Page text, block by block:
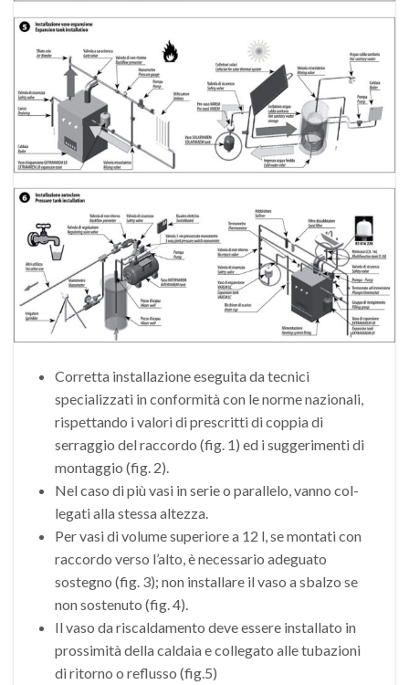
Corretta installazione eseguita da tecnici
specializzati in conformità con le norme nazionali,
rispettando i valori di prescritti di coppia di
serraggio del raccordo (fig. 1) ed i suggerimenti di
montaggio (fig. 2).
Nel caso di più vasi in serie o parallelo, vanno col­
legati alla stessa altezza.
Per vasi di volume superiore a 12 l, se montati con
raccordo verso l’alto, è necessario adeguato
sostegno (fig. 3); non installare il vaso a sbalzo se
non sostenuto (fig. 4).
Il vaso da riscaldamento deve essere installato in
prossimità della caldaia e collegato alle tubazioni
di ritorno o reflusso (fig.5)